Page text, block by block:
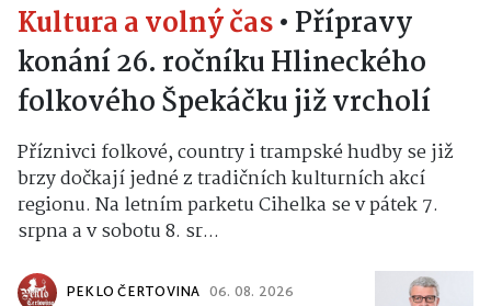
Kultura a volný čas• Přípravy
konání 26. ročníku Hlineckého
folkového Špekáčku již vrcholí
Příznivci folkové, country i trampské hudby se již
brzy dočkají jedné z tradičních kulturních akcí
regionu. Na letním parketu Cihelka se v pátek 7.
srpna a v sobotu 8. sr...
PEKLO ČERTOVINA 06. 08. 2026